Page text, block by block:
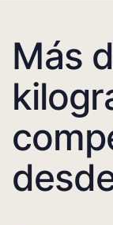
Más